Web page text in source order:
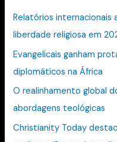
s
a
r
p
o
r
:
Relatórios internacionais
liberdade religiosa em
Evangelicais ganham
diplomáticos na África
O realinhamento global
abordagens teológicas
Christianity Today